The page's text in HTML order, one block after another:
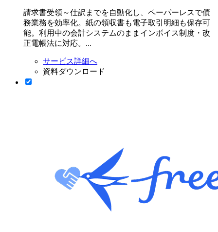
請求書受領～仕訳までを自動化し、ペーパーレスで債
務業務を効率化。紙の領収書も電子取引明細も保存可
能。利用中の会計システムのままインボイス制度・改
正電帳法に対応。...
サービス詳細へ
資料ダウンロード